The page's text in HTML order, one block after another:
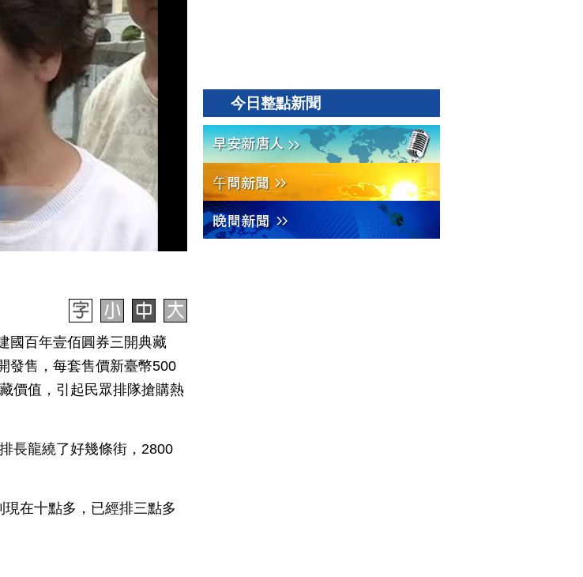
國百年壹佰圓券三開典藏
發售，每套售價新臺幣500
價值，引起民眾排隊搶購熱
長龍繞了好幾條街，2800
在十點多，已經排三點多
今日整點新聞